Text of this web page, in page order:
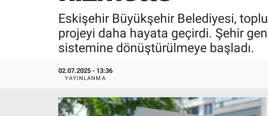
Eskişehir Büyükşehir Belediyesi,
projeyi daha hayata geçirdi. Şehir
sistemine dönüştürülmeye başladı.
02.07.2025 - 13:36
YAYINLANMA
Ekonomi
Haber Arşivi